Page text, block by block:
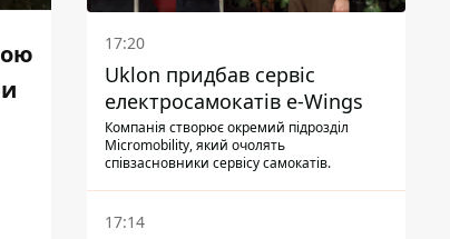
17:20
Uklon придбав сервіс
електросамокатів e-Wings
Компанія створює окремий підрозділ
Micromobility, який очолять
співзасновники сервісу самокатів.
17:14